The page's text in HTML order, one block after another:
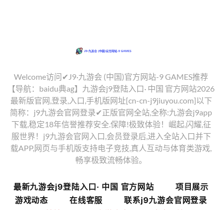
Welcome访问✔J9·九游会 (中国)官方网站-9 GAMES推荐
【导航：baidu典ag】九游会j9登陆入口· 中国 官方网站2026
最新版官网,登录,入口,手机版网址[cn-cn-j9jiuyou.com]以下
简称：j9九游会官网登录✔正版官网全站,全称:九游会j9app
下载,稳定18年信誉推荐安全.保障!极致体验！崛起,闪耀,征
服世界！j9九游会官网入口,会员登录后,进入全站入口并下
载APP,网页与手机版支持电子竞技,真人互动与体育类游戏,
畅享极致流畅体验。
最新九游会j9登陆入口· 中国 官方网站
项目展示
游戏动态
在线客服 联系j9九游会官网登录